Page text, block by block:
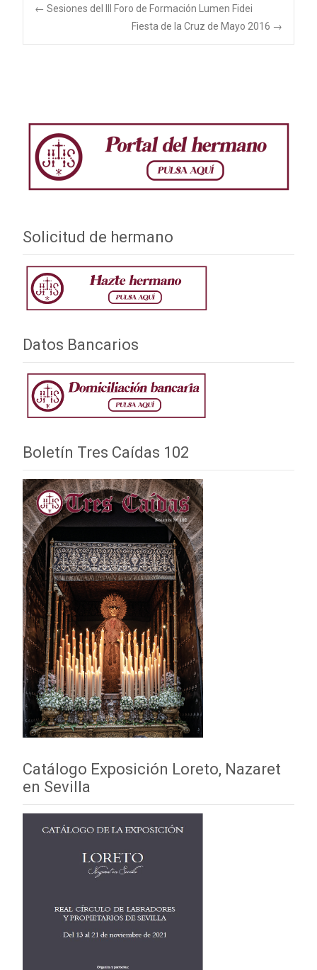
Navegación
← Sesiones del III Foro de Formación Lumen Fidei
Fiesta de la Cruz de Mayo 2016 →
Solicitud de hermano
Datos Bancarios
Boletín Tres Caídas 102
Catálogo Exposición Loreto, Nazaret
en Sevilla